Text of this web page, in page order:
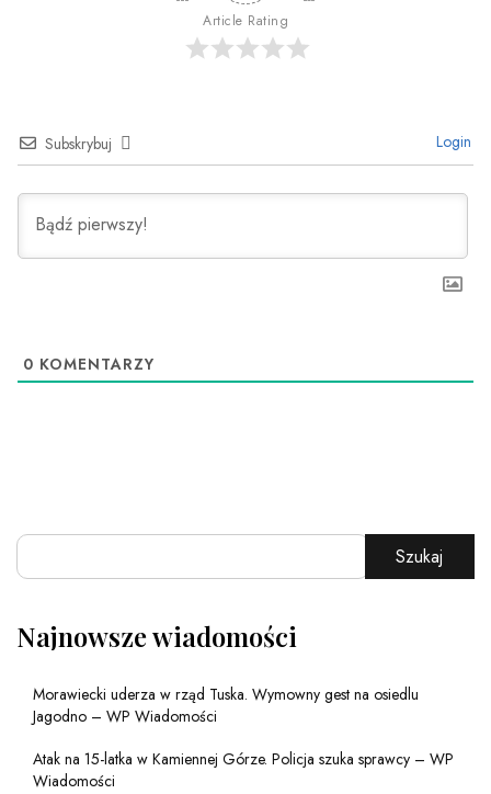
Article Rating
Subskrybuj Login
0 KOMENTARZY
Szukaj
Najnowsze wiadomości
Morawiecki uderza w rząd Tuska. Wymowny gest na osiedlu
Jagodno – WP Wiadomości
Atak na 15-latka w Kamiennej Górze. Policja szuka sprawcy – WP
Wiadomości